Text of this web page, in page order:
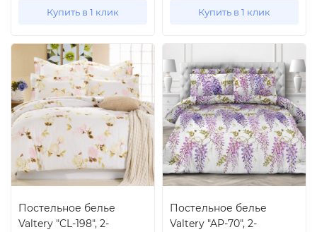
Купить в 1 клик Купить в 1 клик
Постельное белье
Valtery "CL-198", 2-
Постельное белье
Valtery "AP-70", 2-